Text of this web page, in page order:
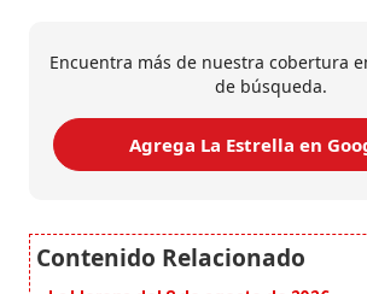
Encuentra más de nuestra cobertura
de búsqueda.
Agrega La Estrella en